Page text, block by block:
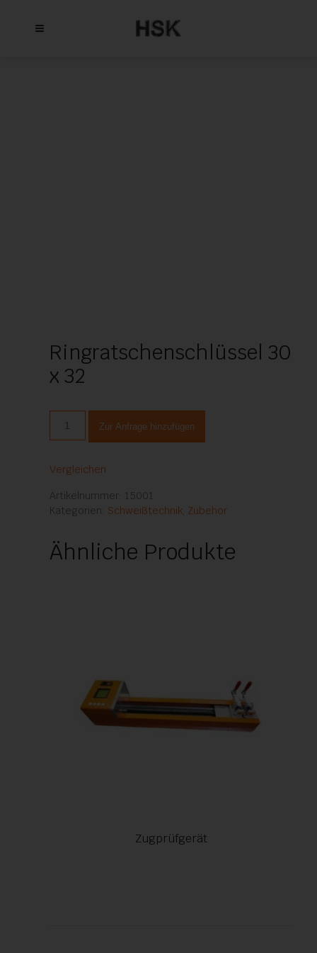
Ringratschenschlüssel 30
x 32
Menge
Zur Anfrage hinzufügen
Vergleichen
Artikelnummer:
15001
Kategorien: Schweißtechnik Zubehör
Ähnliche Produkte
Zugprüfgerät